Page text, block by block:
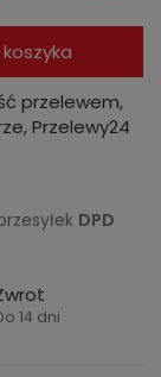
przelewem,
Przelewy24
DPD
14 dni